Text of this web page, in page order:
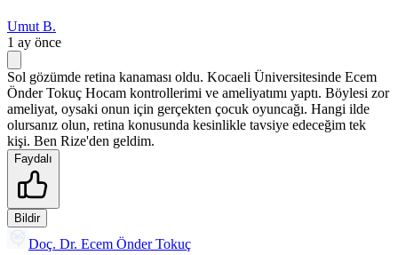
Umut B.
1 ay önce
Sol gözümde retina kanaması oldu. Kocaeli Üniversitesinde Ecem
Önder Tokuç Hocam kontrollerimi ve ameliyatımı yaptı. Böylesi zor
ameliyat, oysaki onun için gerçekten çocuk oyuncağı. Hangi ilde
olursanız olun, retina konusunda kesinlikle tavsiye edeceğim tek
kişi. Ben Rize'den geldim.
Faydalı
Bildir
Doç. Dr. Ecem Önder Tokuç